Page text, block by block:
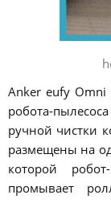
Anker eufy
робота-
ручной чистки
размещены на
которой
промывает